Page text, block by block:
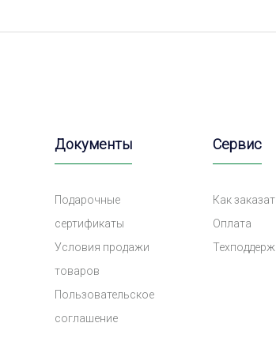
Документы
Подарочные
сертификаты
Условия продажи
товаров
Пользовательское
соглашение
Сервис
Как
Оплата